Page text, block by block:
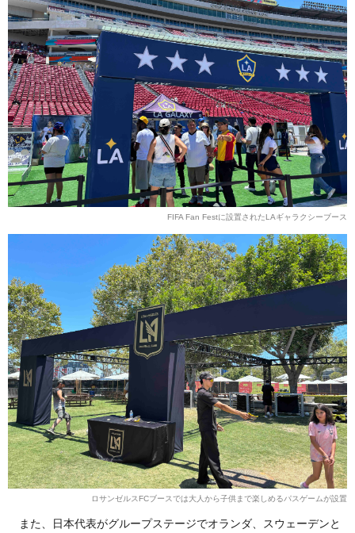
FIFA Fan Festに設置されたLAギャラクシーブース
ロサンゼルスFCブースでは大人から子供まで楽しめるパスゲームが設置
また、日本代表がグループステージでオランダ、スウェーデンと